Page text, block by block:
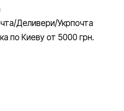
Деливери/Укрпочта
по Киеву от 5000 грн.